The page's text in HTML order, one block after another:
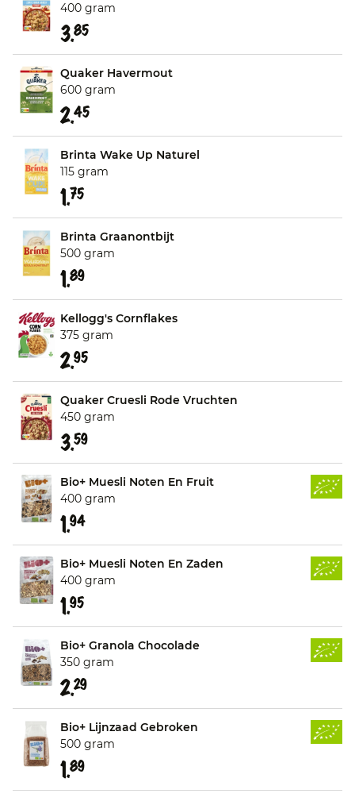
400 gram
3.85
Quaker Havermout
600 gram
2.45
Brinta Wake Up Naturel
115 gram
1.75
Brinta Graanontbijt
500 gram
1.89
Kellogg's Cornflakes
375 gram
2.95
Quaker Cruesli Rode Vruchten
450 gram
3.59
Bio+ Muesli Noten En Fruit
400 gram
1.94
Bio+ Muesli Noten En Zaden
400 gram
1.95
Bio+ Granola Chocolade
350 gram
2.29
Bio+ Lijnzaad Gebroken
500 gram
1.89